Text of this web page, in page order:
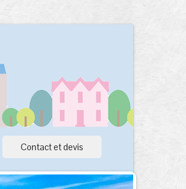
Contact et devis